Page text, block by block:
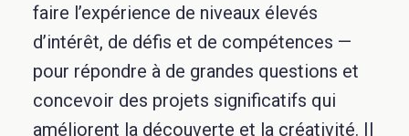
faire l’expérience de niveaux élevés
d’intérêt, de défis et de compétences —
pour répondre à de grandes questions et
concevoir des projets significatifs qui
améliorent la découverte et la créativité. Il